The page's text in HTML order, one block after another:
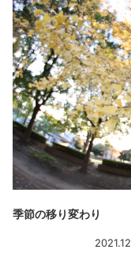
季節の移り変わり